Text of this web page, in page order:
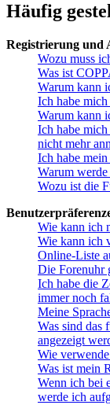
Häufig
Registrierung und
Wozu muss
Was ist
Warum kann
Ich habe
Warum kann
Ich habe
nicht mehr
Ich habe mein
Warum werde
Wozu ist die
Wie kann ich
Wie kann ich
Online-Liste
Die Forenuhr
Ich habe die
immer noch
Meine
Was sind das
angezeigt
Wie
Was ist mein
Wenn ich bei
werde ich